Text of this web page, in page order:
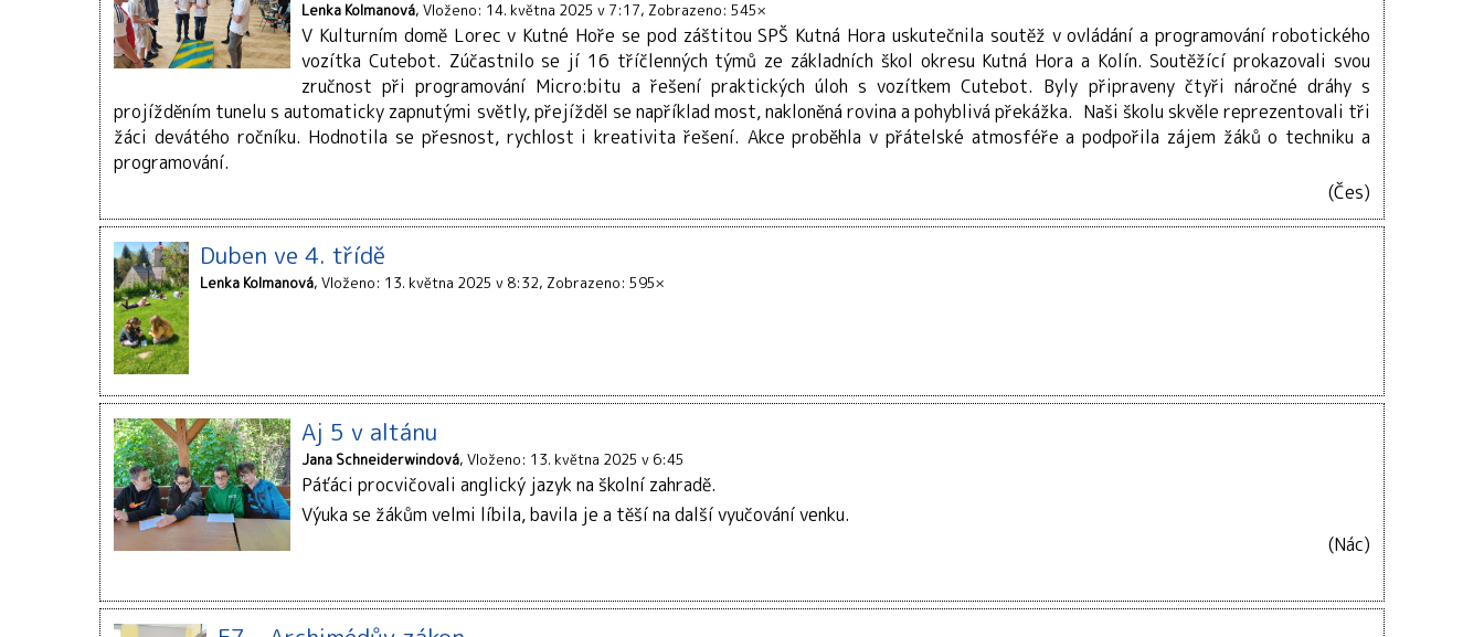
Lenka Kolmanová Vloženo: 14. května 2025 v 7:17 Zobrazeno: 545×
V Kulturním domě Lorec v Kutné Hoře se pod záštitou SPŠ Kutná Hora uskutečnila soutěž v ovládání a programování robotického
vozítka Cutebot. Zúčastnilo se jí 16 tříčlenných týmů ze základních škol okresu Kutná Hora a Kolín. Soutěžící prokazovali svou
zručnost při programování Micro:bitu a řešení praktických úloh s vozítkem Cutebot. Byly připraveny čtyři náročné dráhy s
projížděním tunelu s automaticky zapnutými světly, přejížděl se například most, nakloněná rovina a pohyblivá překážka. Naši školu skvěle reprezentovali tři
žáci devátého ročníku. Hodnotila se přesnost, rychlost i kreativita řešení. Akce proběhla v přátelské atmosféře a podpořila zájem žáků o techniku a
programování.
(Čes)
Duben ve 4. třídě
Lenka Kolmanová Vloženo: 13. května 2025 v 8:32 Zobrazeno: 595×
Aj 5 v altánu
Jana Schneiderwindová Vloženo: 13. května 2025 v 6:45
Páťáci procvičovali anglický jazyk na školní zahradě.
Výuka se žákům velmi líbila, bavila je a těší na další vyučování venku.
(Nác)